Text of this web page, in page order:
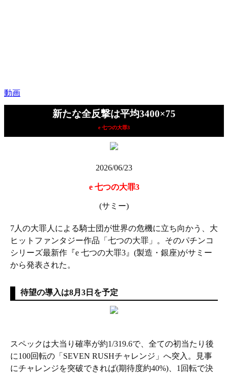
動画
新たな全反撃は平均3400×75
e 七つの大罪3
2026/06/23
e 七つの大罪3
(サミー)
7人の大罪人による騎士団が世界の危機に立ち向かう、大
ヒットファンタジー作品「七つの大罪」。そのパチンコ
シリーズ最新作『e 七つの大罪3』(製造・銀座)がサミー
から発表された。
待望の導入は8月3日を予定
スペックは大当り確率が約1/319.6で、全ての初当たり後
に100回転の「SEVEN RUSHチャレンジ」へ突入。見事
にチャレンジを突破できれば(期待度約40%)、1回転で決